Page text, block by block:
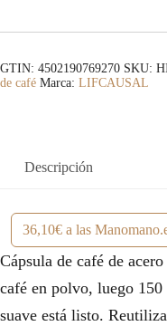
GTIN: 4502190769270 SKU:
de café Marca: LIFCAUSAL
Descripción
36,10€ a las
Cápsula de café de
café en polvo, luego
suave está listo.